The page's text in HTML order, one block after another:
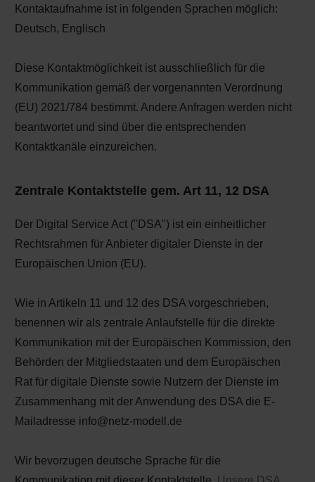
Kontaktaufnahme ist in folgenden Sprachen möglich:
Deutsch, Englisch
Diese Kontaktmöglichkeit ist ausschließlich für die
Kommunikation gemäß der vorgenannten Verordnung
(EU) 2021/784 bestimmt. Andere Anfragen werden nicht
beantwortet und sind über die entsprechenden
Kontaktkanäle einzureichen.
Zentrale Kontaktstelle gem. Art 11, 12 DSA
Der Digital Service Act ("DSA") ist ein einheitlicher
Rechtsrahmen für Anbieter digitaler Dienste in der
Europäischen Union (EU).
Wie in Artikeln 11 und 12 des DSA vorgeschrieben,
benennen wir als zentrale Anlaufstelle für die direkte
Kommunikation mit der Europäischen Kommission, den
Behörden der Mitgliedstaaten und dem Europäischen
Rat für digitale Dienste sowie Nutzern der Dienste im
Zusammenhang mit der Anwendung des DSA die E-
Mailadresse info@netz-modell.de
Wir bevorzugen deutsche Sprache für die